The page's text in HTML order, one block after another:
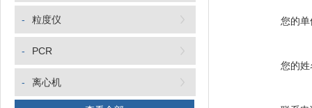
- 粒度仪
- PCR
- 离心机
您的单
您的姓